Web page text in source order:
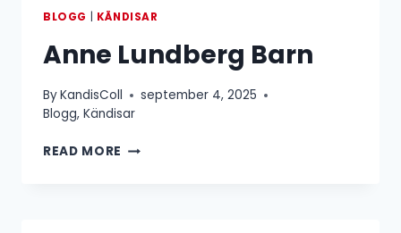
BLOGG KÄNDISAR
Anne Lundberg Barn
ByKandisColl
september 4, 2025
Blogg, Kändisar
READ MORE ANNE